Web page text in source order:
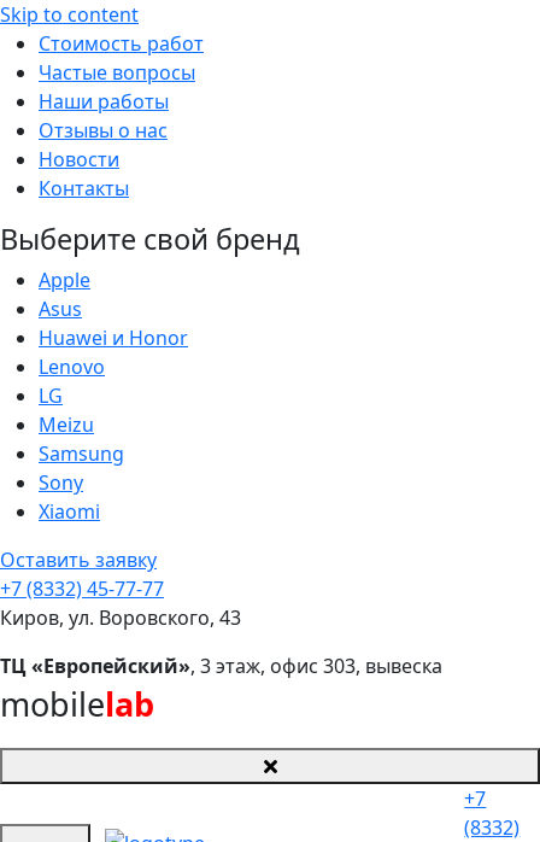
Skip to content
Стоимость работ
Частые вопросы
Наши работы
Отзывы о нас
Новости
Контакты
Выберите свой бренд
Apple
Asus
Huawei и Honor
Lenovo
LG
Meizu
Samsung
Sony
Xiaomi
Оставить заявку
+7 (8332) 45-77-77
Киров, ул. Воровского, 43
ТЦ «Европейский», 3 этаж, офис 303, вывеска
mobilelab
+7
(8332)